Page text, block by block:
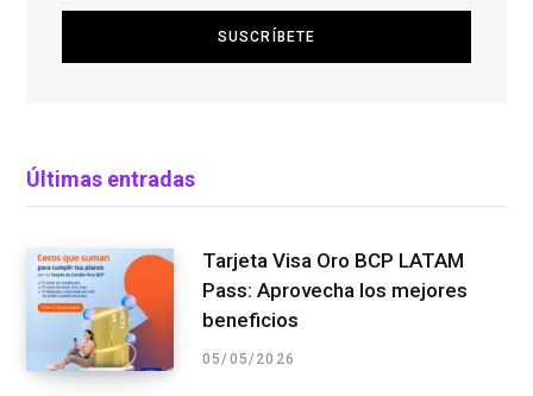
Últimas entradas
Tarjeta Visa Oro BCP LATAM
Pass: Aprovecha los mejores
beneficios
05/05/2026